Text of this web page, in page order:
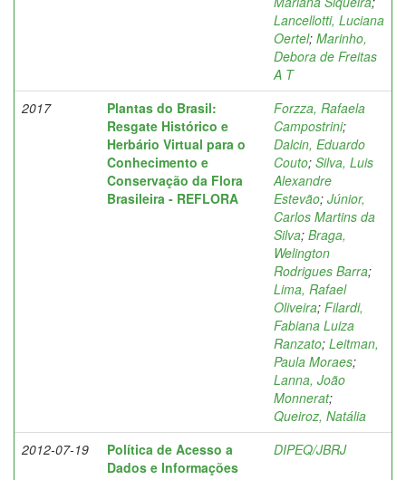
Lancellotti, Luciana
Oertel; Marinho,
Debora de Freitas
A T
2017
Plantas do Brasil:
Resgate Histórico e
Herbário Virtual para o
Conhecimento e
Conservação da Flora
Brasileira - REFLORA
Forzza, Rafaela
Campostrini;
Dalcin, Eduardo
Couto; Silva, Luis
Alexandre
Estevão; Júnior,
Carlos Martins da
Silva; Braga,
Welington
Rodrigues Barra;
Lima, Rafael
Oliveira; Filardi,
Fabiana Luiza
Ranzato; Leitman,
Paula Moraes;
Lanna, João
Monnerat;
Queiroz, Natália
2012-07-19
Política de Acesso a
Dados e Informações
DIPEQ/JBRJ